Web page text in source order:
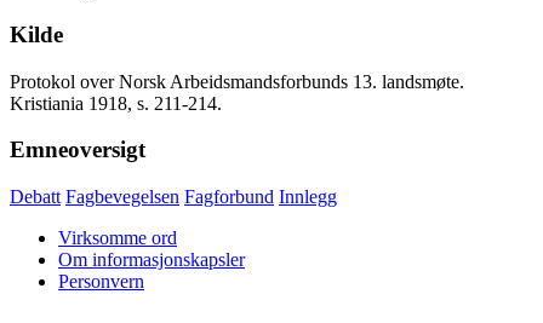
Kilde
Protokol over Norsk Arbeidsmandsforbunds 13. landsmøte.
Kristiania 1918, s. 211-214.
Emneoversigt
Debatt Fagbevegelsen Fagforbund Innlegg
Virksomme ord
Om informasjonskapsler
Personvern